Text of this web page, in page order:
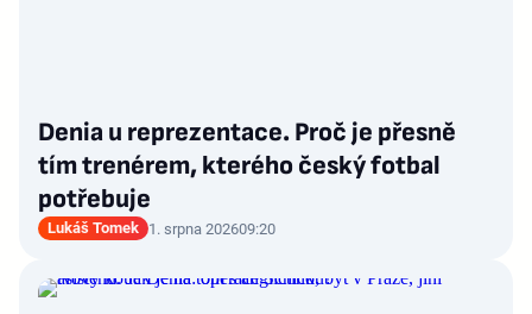
Denia u reprezentace. Proč je přesně
tím trenérem, kterého český fotbal
potřebuje
Lukáš Tomek 1. srpna 202609:20